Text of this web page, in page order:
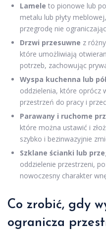
Lamele to pionowe lub
metalu lub płyty
przegrodę nie
Drzwi przesuwne z
które umożliwiają
potrzeb, zachowując
Wyspa kuchenna lub
oddzielenia, które oprócz
przestrzeń do pracy i
Parawany i ruchome
które można ustawić i
szybko i bezinwazyjnie
Szklane ścianki lub
oddzielenie przestrzeni,
nowoczesny charakter
Co zrobić, gdy
ogranicza